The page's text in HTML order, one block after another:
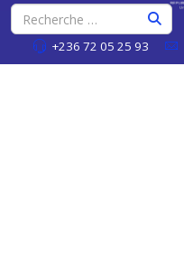
+236 72 05 25 93